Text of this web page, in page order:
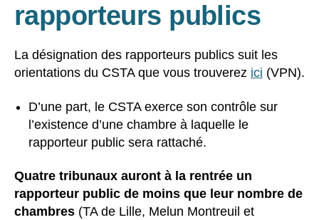
rapporteurs publics
La désignation des rapporteurs publics suit les
orientations du CSTA que vous trouverez ici (VPN).
D’une part, le CSTA exerce son contrôle sur
l’existence d’une chambre à laquelle le
rapporteur public sera rattaché.
Quatre tribunaux auront à la rentrée un
rapporteur public de moins que leur nombre de
chambres (TA de Lille, Melun Montreuil et